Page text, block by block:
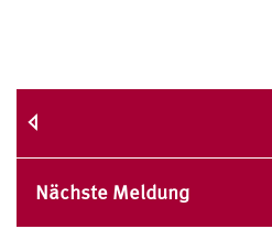
Nächste Meldung